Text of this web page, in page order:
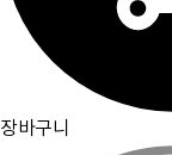
장바구니